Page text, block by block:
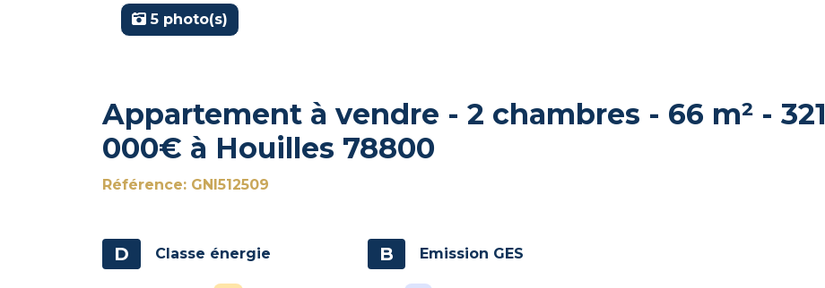
5 photo(s)
Appartement à vendre - 2 chambres - 66 m² - 321
000€ à Houilles 78800
Référence: GNI512509
D Classe énergie B Emission GES